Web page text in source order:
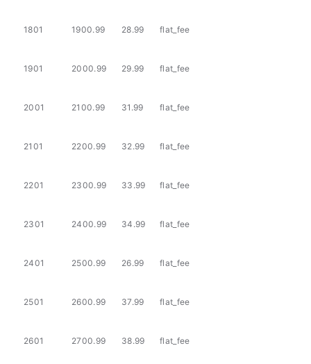
1801 1900.99 28.99 flat_fee
1901 2000.99 29.99 flat_fee
2001 2100.99 31.99 flat_fee
2101 2200.99 32.99 flat_fee
2201 2300.99 33.99 flat_fee
2301 2400.99 34.99 flat_fee
2401 2500.99 26.99 flat_fee
2501 2600.99 37.99 flat_fee
2601 2700.99 38.99 flat_fee